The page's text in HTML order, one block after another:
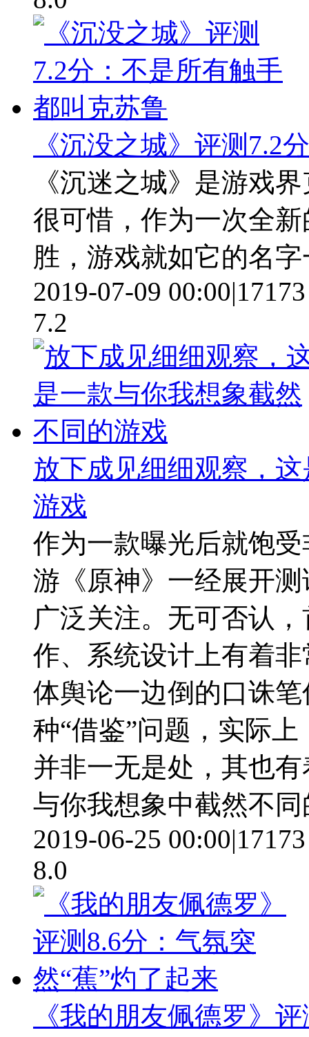
《沉没之城》评测7.2
《沉迷之城》是游戏
很可惜，作为一次全
胜，游戏就如它的名
2019-07-09 00:00|17173
7.2
放下成见细细观察，
游戏
作为一款曝光后就饱
游《原神》一经展开
广泛关注。无可否认
作、系统设计上有着
体舆论一边倒的口诛
种“借鉴”问题，实际
并非一无是处，其也
与你我想象中截然不
2019-06-25 00:00|17173
8.0
《我的朋友佩德罗》